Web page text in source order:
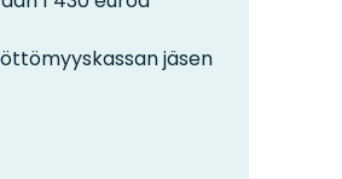
jäsen